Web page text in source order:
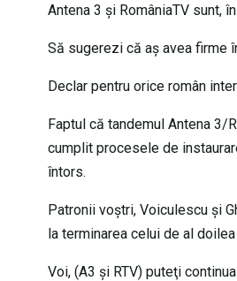
Antena 3 şi RomâniaTV sunt,
Să sugerezi că aş avea firme
Declar pentru orice român
Faptul că tandemul Antena 3/
cumplit procesele de
întors.
Patronii voştri, Voiculescu şi
la terminarea celui de al doilea
Voi, (A3 şi RTV) puteţi